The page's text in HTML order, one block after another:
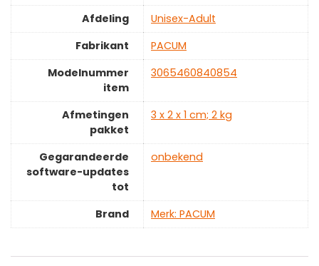
Afdeling
‎Unisex-Adult
Fabrikant
‎PACUM
Modelnummer
item
‎3065460840854
Afmetingen
pakket
‎3 x 2 x 1 cm; 2 kg
Gegarandeerde
software-updates
tot
‎onbekend
Brand Merk: PACUM